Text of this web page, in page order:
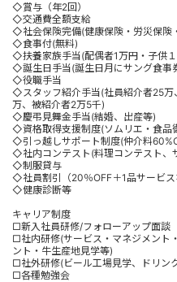
◇賞与（年2回）
◇交通費全額支給
◇社会保険完備(健康保険・労災保険
◇食事付(無料)
◇扶養家族手当(配偶者1万円・子供
◇誕生日手当(誕生日月にサング食事
◇役職手当
◇スタッフ紹介手当(社員紹介者25万
万、被紹介者2万5千)
◇慶弔見舞金手当(結婚、出産等)
◇資格取得支援制度(ソムリエ・食品
◇引っ越しサポート制度(仲介料
◇社内コンテスト(料理コンテスト、
◇制服貸与
◇社員割引（20％OFF＋1品サービス
◇健康診断等
キャリア制度
□新入社員研修/フォローアップ面談
□社内研修(サービス・マネジメント
ント・牛生産地見学等)
□社外研修(ビール工場見学、ドリン
□各種勉強会